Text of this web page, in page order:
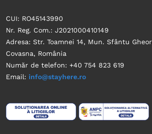
CUI: RO45143990
Nr. Reg. Com.: J2021000410149
Adresa: Str. Toamnei 14, Mun. Sfântu
Covasna, România
Număr de telefon: +40 754 823 619
Email: info@stayhere.ro